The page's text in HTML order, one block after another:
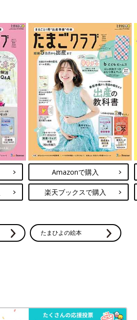
Amazonで購入
楽天ブックスで購入
たまひよの絵本